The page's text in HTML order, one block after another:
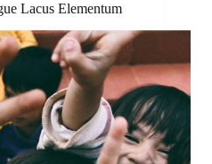
Lacus Elementum